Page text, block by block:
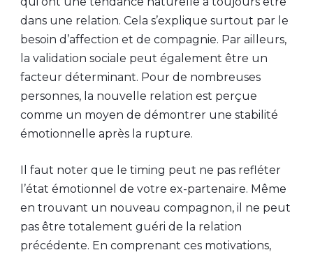
dans une relation. Cela s’explique surtout par le
besoin d’affection et de compagnie. Par ailleurs,
la validation sociale peut également être un
facteur déterminant. Pour de nombreuses
personnes, la nouvelle relation est perçue
comme un moyen de démontrer une stabilité
émotionnelle après la rupture.
Il faut noter que le timing peut ne pas refléter
l’état émotionnel de votre ex-partenaire. Même
en trouvant un nouveau compagnon, il ne peut
pas être totalement guéri de la relation
précédente. En comprenant ces motivations,